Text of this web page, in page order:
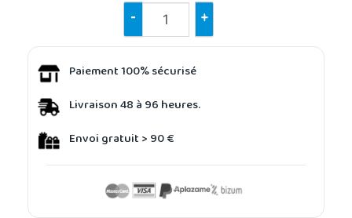
- +
Paiement 100% sécurisé
Livraison 48 à 96 heures.
Envoi gratuit > 90 €